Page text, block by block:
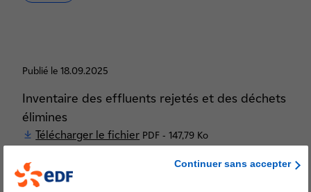
Publié le 18.09.2025
Inventaire des effluents rejetés et des déchets
élimines
Télécharger le fichier PDF - 147,79 Ko
Nucléaire
Continuer sans accepter